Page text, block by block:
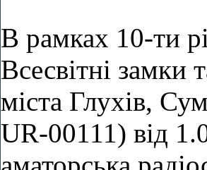
В рамках 10-ти
Всесвітні замки
міста Глухів,
UR-00111) від